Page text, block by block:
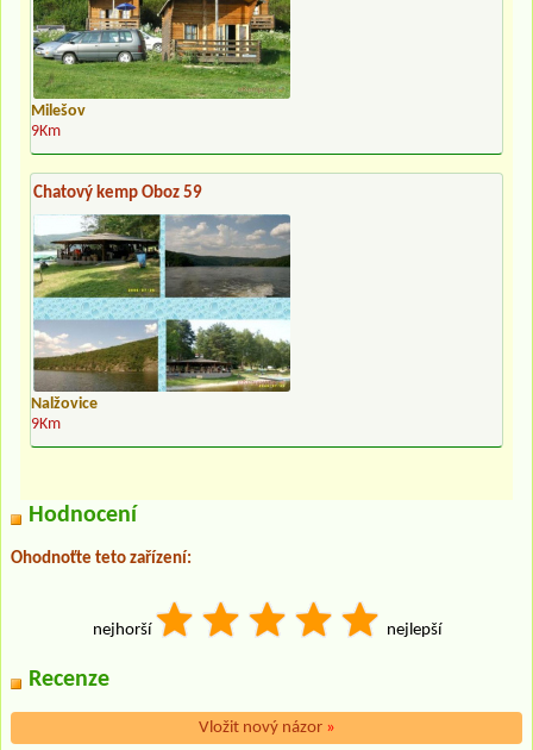
Milešov
9Km
Chatový kemp Oboz 59
Nalžovice
9Km
Hodnocení
Ohodnoťte teto zařízení:
nejhorší nejlepší
Recenze
Vložit nový názor »